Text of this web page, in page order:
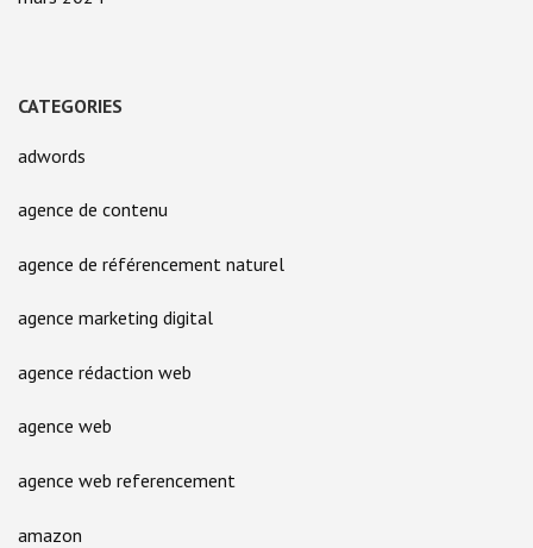
CATEGORIES
adwords
agence de contenu
agence de référencement naturel
agence marketing digital
agence rédaction web
agence web
agence web referencement
amazon